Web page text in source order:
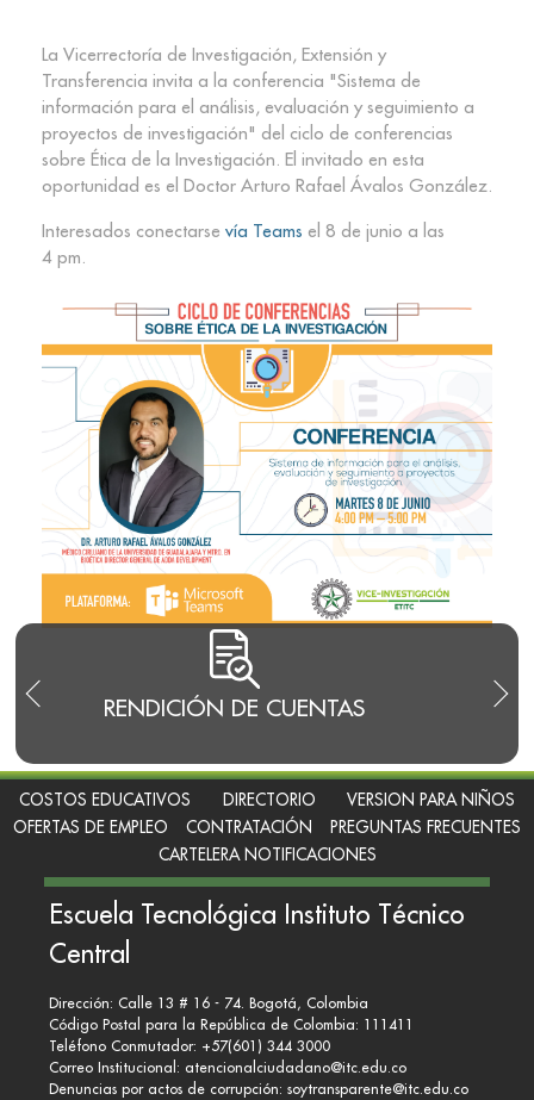
RENDICIÓN DE CUENTAS
La Vicerrectoría de Investigación, Extensión y
Transferencia invita a la conferencia "Sistema de
información para el análisis, evaluación y seguimiento a
proyectos de investigación" del ciclo de conferencias
sobre Ética de la Investigación. El invitado en esta
oportunidad es el Doctor Arturo Rafael Ávalos González.
Interesados conectarse vía Teams el 8 de junio a las
4 pm.
COSTOS EDUCATIVOS DIRECTORIO
VERSION PARA NIÑOS
OFERTAS DE EMPLEO
CONTRATACIÓN
PREGUNTAS FRECUENTES
CARTELERA NOTIFICACIONES
Escuela Tecnológica Instituto Técnico
Central
Dirección: Calle 13 # 16 - 74. Bogotá, Colombia
Código Postal para la República de Colombia: 111411
Teléfono Conmutador: +57(601) 344 3000
Correo Institucional: atencionalciudadano@itc.edu.co
Denuncias por actos de corrupción: soytransparente@itc.edu.co